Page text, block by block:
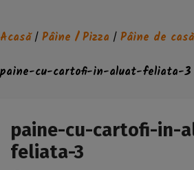
Acasă/ Pâine / Pizza / Pâine de
paine-cu-cartofi-in-aluat-feliata-3
paine-cu-cartofi-in-
feliata-3